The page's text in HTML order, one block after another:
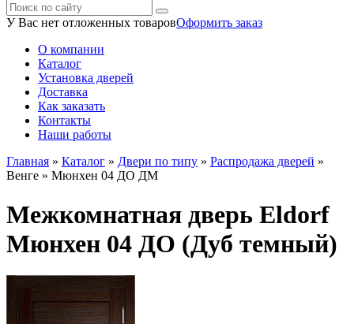
У Вас нет отложенных товаровОформить заказ
О компании
Каталог
Установка дверей
Доставка
Как заказать
Контакты
Наши работы
Главная » Каталог » Двери по типу » Распродажа дверей »
Венге » Мюнхен 04 ДО ДМ
Межкомнатная дверь Eldorf
Мюнхен 04 ДО (Дуб темный)